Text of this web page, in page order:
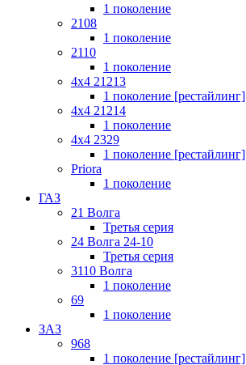
1 поколение
2108
1 поколение
2110
1 поколение
4x4 21213
1 поколение [рестайлинг]
4x4 21214
1 поколение
4x4 2329
1 поколение [рестайлинг]
Priora
1 поколение
ГАЗ
21 Волга
Третья серия
24 Волга 24-10
Третья серия
3110 Волга
1 поколение
69
1 поколение
ЗАЗ
968
1 поколение [рестайлинг]